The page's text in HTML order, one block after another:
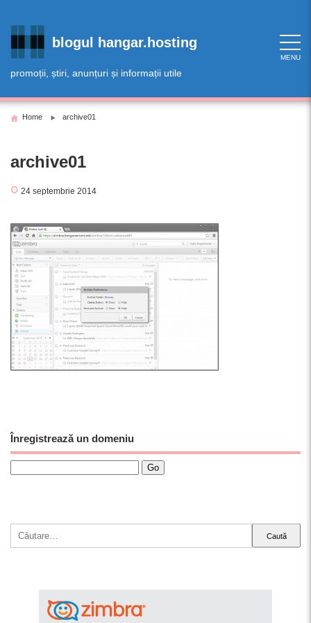
content
blogul hangar.hosting
promoții, știri, anunțuri și informații utile
MENU
Home archive01
archive01
24 septembrie 2014
Înregistrează un domeniu
după: